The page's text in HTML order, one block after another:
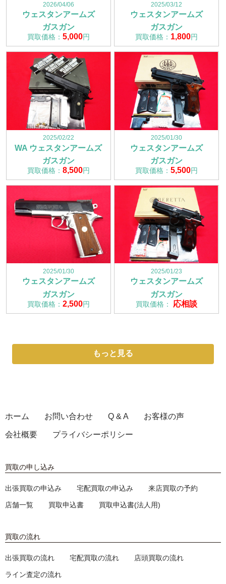
2026/04/06
ウェスタンアームズ
ガスガン
買取価格： 5,000円
2025/03/12
ウェスタンアームズ
ガスガン
買取価格： 1,800円
2025/02/22
WA ウェスタンアームズ
ガスガン
買取価格： 8,500円
2025/01/30
ウェスタンアームズ
ガスガン
買取価格： 5,500円
2025/01/30
ウェスタンアームズ
ガスガン
買取価格： 2,500円
2025/01/23
ウェスタンアームズ
ガスガン
買取価格： 応相談
もっと見る
ホーム お問い合わせ Q & A お客様の声
会社概要 プライバシーポリシー
買取の申し込み
出張買取の申込み 宅配買取の申込み 来店買取の予約
店舗一覧 買取申込書 買取申込書(法人用)
買取の流れ
出張買取の流れ 宅配買取の流れ 店頭買取の流れ
ライン査定の流れ